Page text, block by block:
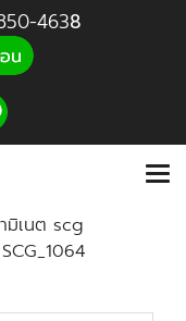
4638
มิเนต scg